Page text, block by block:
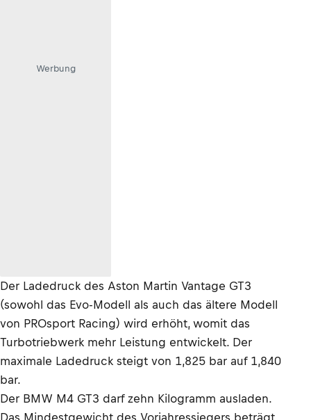
Werbung
Der Ladedruck des Aston Martin Vantage GT3
(sowohl das Evo-Modell als auch das ältere Modell
von PROsport Racing) wird erhöht, womit das
Turbotriebwerk mehr Leistung entwickelt. Der
maximale Ladedruck steigt von 1,825 bar auf 1,840
bar.
Der BMW M4 GT3 darf zehn Kilogramm ausladen.
Das Mindestgewicht des Vorjahressiegers beträgt